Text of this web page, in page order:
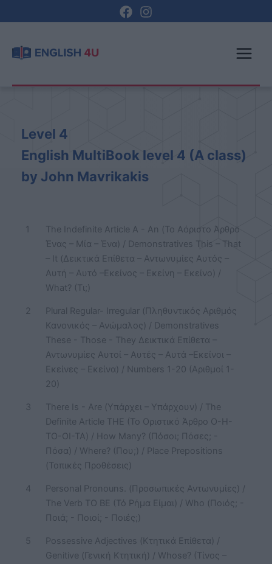
στο
Level 4
English MultiBook level 4 (A class)
by John Mavrikakis
1
The Indefinite Article A - An (Το Αόριστο Άρθρο
Ένας – Μία – Ένα) / Demonstratives This – That
– It (Δεικτικά Επίθετα – Αντωνυμίες Αυτός –
Αυτή – Αυτό –Εκείνος – Εκείνη – Εκείνο) /
What? (Τι;)
2
Plural Regular- Irregular (Πληθυντικός Αριθμός
Κανονικός – Ανώμαλος) / Demonstratives
These - Those - They Δεικτικά Επίθετα –
Αντωνυμίες Αυτοί – Αυτές – Αυτά –Εκείνοι –
Εκείνες – Εκείνα) / Numbers 1-20 (Αριθμοί 1-
20)
3
There Is - Are (Υπάρχει – Υπάρχουν) / The
Definite Article THE (Το Οριστικό Άρθρο Ο-Η-
ΤΟ-ΟΙ-ΤΑ) / How Many? (Πόσοι; Πόσες; -
Πόσα) / Where? (Που;) / Place Prepositions
(Τοπικές Προθέσεις)
4
Personal Pronouns. (Προσωπικές Αντωνυμίες) /
The Verb TO BE (Τό Ρήμα Είμαι) / Who (Ποιός; -
Ποιά; - Ποιοί; - Ποιές;)
5
Possessive Adjectives (Κτητικά Επίθετα) /
Genitive (Γενική Κτητική) / Whose? (Τίνος –